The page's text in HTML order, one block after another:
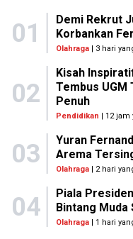
01
Demi Rekrut
Korbankan
Olahraga| 3 hari
02
Kisah
Tembus UGM
Penuh
Pendidikan | 12 jam
03
Yuran
Arema
Olahraga| 2 hari
04
Piala
Bintang Muda
Olahraga| 1 hari